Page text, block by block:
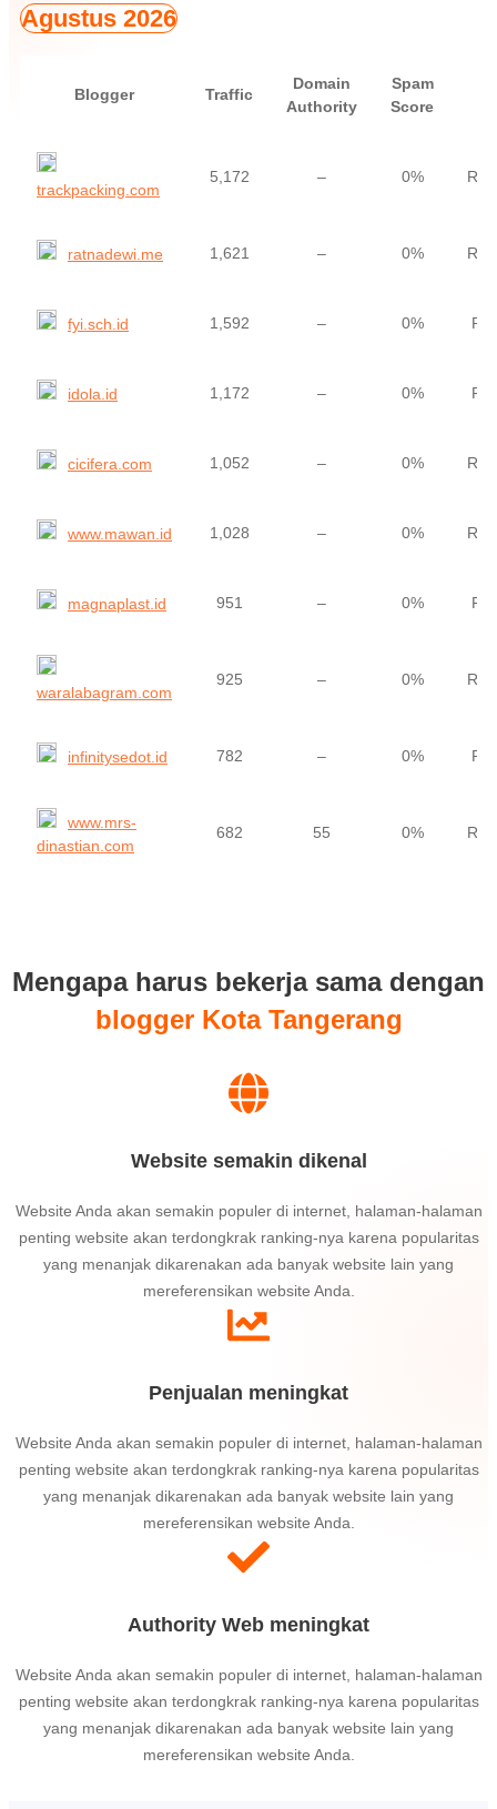
Agustus 2026
Blogger Traffic
Domain
Authority
Spam
Score
trackpacking.com
5,172 – 0%
ratnadewi.me 1,621 – 0%
fyi.sch.id 1,592 – 0%
idola.id 1,172 – 0%
cicifera.com 1,052 – 0%
www.mawan.id 1,028 – 0%
magnaplast.id 951 – 0%
waralabagram.com
925 – 0%
infinitysedot.id 782 – 0%
www.mrs-
dinastian.com
682 55 0%
Mengapa harus bekerja sama dengan
blogger Kota Tangerang
Website semakin dikenal
Website Anda akan semakin populer di internet, halaman-halaman
penting website akan terdongkrak ranking-nya karena popularitas
yang menanjak dikarenakan ada banyak website lain yang
mereferensikan website Anda.
Penjualan meningkat
Website Anda akan semakin populer di internet, halaman-halaman
penting website akan terdongkrak ranking-nya karena popularitas
yang menanjak dikarenakan ada banyak website lain yang
mereferensikan website Anda.
Authority Web meningkat
Website Anda akan semakin populer di internet, halaman-halaman
penting website akan terdongkrak ranking-nya karena popularitas
yang menanjak dikarenakan ada banyak website lain yang
mereferensikan website Anda.